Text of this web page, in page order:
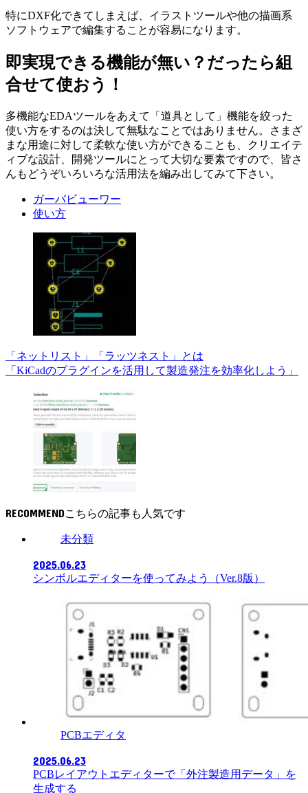
特にDXF化できてしまえば、イラストツールや他の描画系
ソフトウェアで編集することが容易になります。
即実現できる機能が無い？だったら組
合せて使おう！
多機能なEDAツールをあえて「道具として」機能を絞った
使い方をするのは決して無駄なことではありません。さまざ
まな用途に対して柔軟な使い方ができることも、クリエイテ
ィブな設計、開発ツールにとって大切な要素ですので、皆さ
んもどうぞいろいろな活用法を編み出してみて下さい。
ガーバビューワー
使い方
「ネットリスト」「ラッツネスト」とは
「KiCadのプラグインを活用して製造発注を効率化しよう」
RECOMMEND
未分類
2025.06.23
シンボルエディターを使ってみよう（Ver.8版）
PCBエディタ
2025.06.23
PCBレイアウトエディターで「外注製造用データ」を
生成する